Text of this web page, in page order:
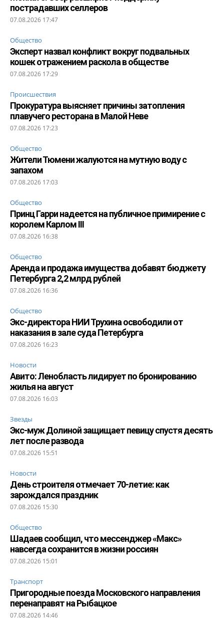
пострадавших селлеров
07.08.2026 17:47
Общество
Эксперт назвал конфликт вокруг подвальных
кошек отражением раскола в обществе
07.08.2026 17:29
Происшествия
Прокуратура выясняет причины затопления
плавучего ресторана в Малой Неве
07.08.2026 17:23
Общество
Жители Тюмени жалуются на мутную воду с
запахом
07.08.2026 17:03
Общество
Принц Гарри надеется на публичное примирение с
королем Карлом III
07.08.2026 16:38
Общество
Аренда и продажа имущества добавят бюджету
Петербурга 2,2 млрд рублей
07.08.2026 16:36
Общество
Экс-директора НИИ Трухина освободили от
наказания в зале суда Петербурга
07.08.2026 16:23
Новости
Авито: Ленобласть лидирует по бронированию
жилья на август
07.08.2026 16:03
Звезды
Экс-муж Долиной защищает певицу спустя десять
лет после развода
07.08.2026 15:51
Новости
День строителя отмечает 70-летие: как
зарождался праздник
07.08.2026 15:30
Общество
Шадаев сообщил, что мессенджер «Макс»
навсегда сохранится в жизни россиян
07.08.2026 15:01
Транспорт
Пригородные поезда Московского направления
перенаправят на Рыбацкое
07.08.2026 14:46